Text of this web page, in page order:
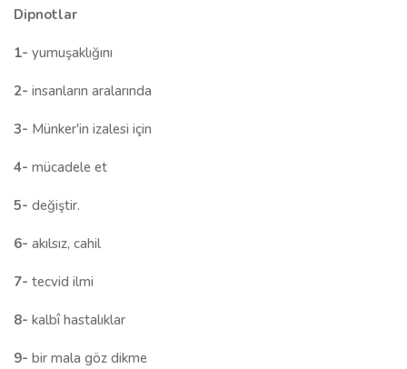
Dipnotlar
1- yumuşaklığını
2- insanların aralarında
3- Münker'in izalesi için
4- mücadele et
5- değiştir.
6- akılsız, cahil
7- tecvid ilmi
8- kalbî hastalıklar
9- bir mala göz dikme